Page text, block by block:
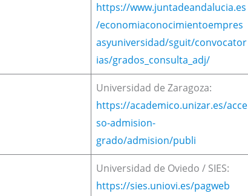
https://www.juntadeandalucia.es
/economiaconocimientoempres
asyuniversidad/sguit/convocator
ias/grados_consulta_adj/
Universidad de Zaragoza:
https://academico.unizar.es/acce
so-admision-
grado/admision/publi
Universidad de Oviedo / SIES:
https://sies.uniovi.es/pagweb